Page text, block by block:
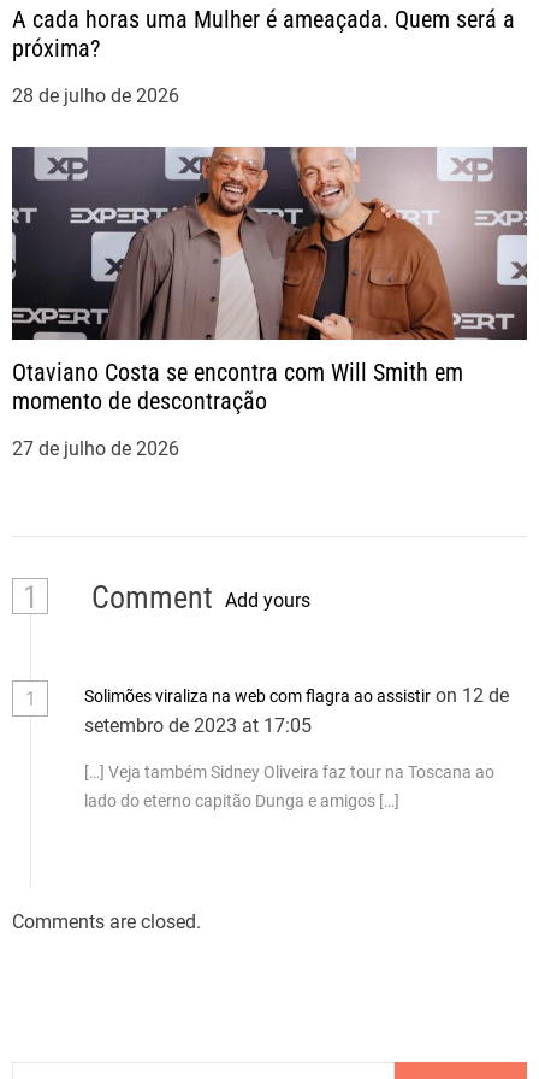
A cada horas uma Mulher é ameaçada. Quem será a
próxima?
28 de julho de 2026
Otaviano Costa se encontra com Will Smith em
momento de descontração
27 de julho de 2026
1 Comment Add yours
1 Solimões viraliza na web com flagra ao assistir on 12 de
setembro de 2023 at 17:05
[…] Veja também Sidney Oliveira faz tour na Toscana ao
lado do eterno capitão Dunga e amigos […]
Comments are closed.